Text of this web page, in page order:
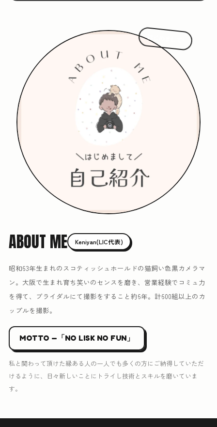
はじめまして!
ABOUT ME Keniyan(LIC代表)
昭和63年生まれのスコティッシュホールドの猫飼い色黒カメラマ
ン。大阪で生まれ育ち笑いのセンスを磨き、営業経験でコミュ力
を得て、ブライダルにて撮影をすること約6年。計600組以上のカ
ップルを撮影。
MOTTO —「NO LISK NO FUN」
私と関わって頂けた縁ある人の一人でも多くの方にご納得していただ
けるように、日々新しいことにトライし技術とスキルを磨いていま
す。